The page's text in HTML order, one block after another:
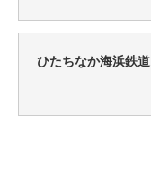
ひたちなか海浜鉄道